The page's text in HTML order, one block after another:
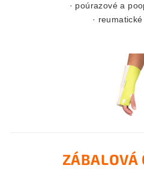
· poúrazové a
·
ZÁBALOVÁ